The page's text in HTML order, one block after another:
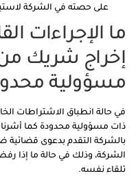
على حصته في الشركة
ما الإجراءات
إخراج شريك
مسؤولية
في حالة انطباق الاشتراطات
ذات مسؤولية محدودة كما أشرنا
بالشركة التقدم بدعوى قضائية
الشركة، وذلك في حالة ما إذا
تلقاء نفسه.